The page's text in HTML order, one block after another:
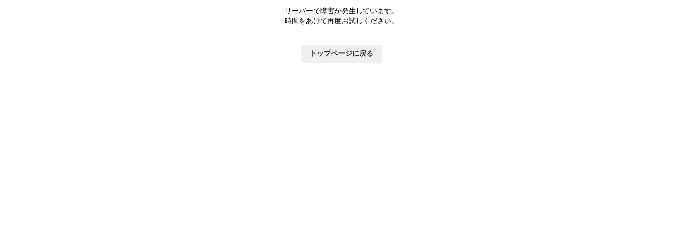
サーバーで障害が発生しています。
時間をあけて再度お試しください。
トップページに戻る